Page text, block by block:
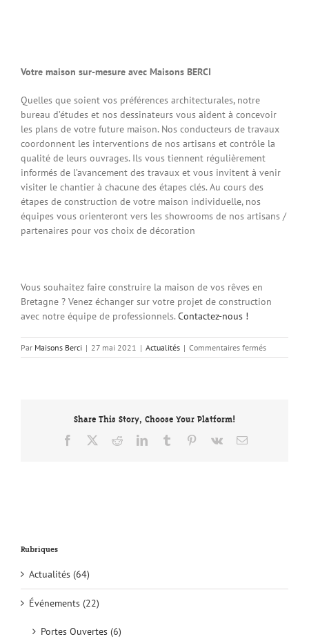
Votre maison sur-mesure avec Maisons BERCI
Quelles que soient vos préférences architecturales, notre
bureau d’études et nos dessinateurs vous aident à concevoir
les plans de votre future maison. Nos conducteurs de travaux
coordonnent les interventions de nos artisans et contrôle la
qualité de leurs ouvrages. Ils vous tiennent régulièrement
informés de l’avancement des travaux et vous invitent à venir
visiter le chantier à chacune des étapes clés. Au cours des
étapes de construction de votre maison individuelle, nos
équipes vous orienteront vers les showrooms de nos artisans /
partenaires pour vos choix de décoration
Vous souhaitez faire construire la maison de vos rêves en
Bretagne ? Venez échanger sur votre projet de construction
avec notre équipe de professionnels. Contactez-nous !
Par Maisons Berci | 27 mai 2021 | Actualités | Commentaires ferméssur
Construction
Share This Story, Choose Your Platform!
Facebook
RedditLinkedInTumblr Pinterest
Vk Email
Rubriques
Actualités (64)
Événements (22)
Portes Ouvertes (6)